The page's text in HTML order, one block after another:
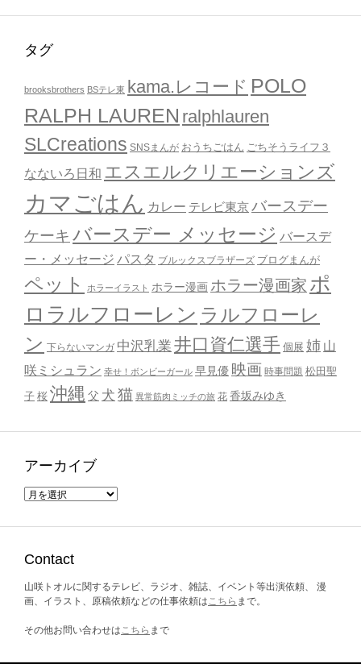
タグ
brooksbrothers BSテレ東 kama.レコード POLO
RALPH LAUREN ralphlauren
SLCreations SNSまんが おうちごはん ごちそうライフ３
なないろ日和 エスエルクリエーションズ
カマごはん カレー テレビ東京バースデー
ケーキ バースデー メッセージ バースデ
ー・メッセージ パスタ ブルックスブラザーズ ブログまんが
ペット ホラーイラスト ホラー漫画 ホラー漫画家 ポ
ロラルフローレン ラルフローレ
ン 下らないマンガ 中沢乳業 井口資仁選手 個展 姉 山
咲ミシュラン 幸せ！ボンビーガール 早見優 映画 時事問題 松田聖
子 桜 沖縄 父 犬 猫 異常筋肉ミッチの旅 花 香坂みゆき
アーカイブ
ア
ブ
Contact
山咲トオルに関するテレビ、ラジオ、雑誌、イベント等出演依頼、 漫
画、イラスト、原稿依頼などの仕事依頼はこちら まで。
その他お問い合わせはこちら まで